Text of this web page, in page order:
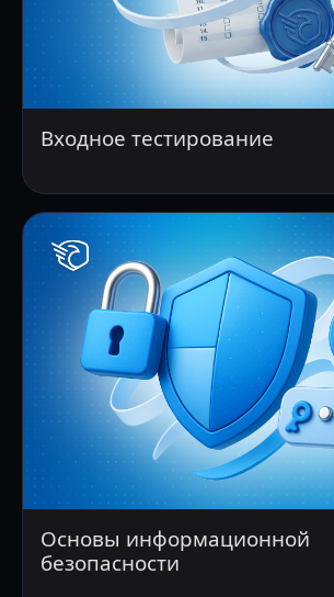
Входное тестирование
Основы информационной
безопасности